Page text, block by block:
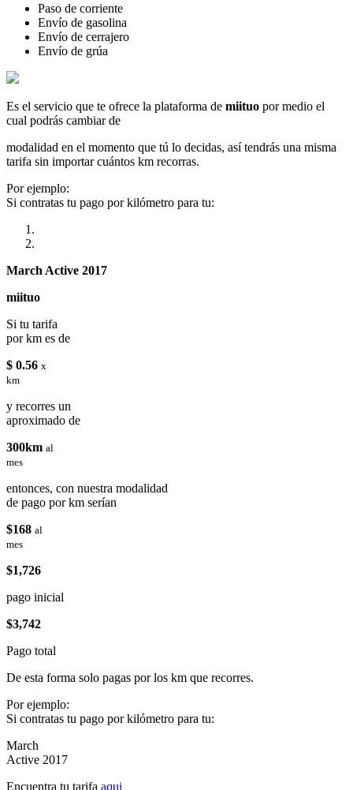
Paso de corriente
Envío de gasolina
Envío de cerrajero
Envío de grúa
Es el servicio que te ofrece la plataforma de miituo por medio el
cual podrás cambiar de
modalidad en el momento que tú lo decidas, así tendrás una misma
tarifa sin importar cuántos km recorras.
Por ejemplo:
Si contratas tu pago por kilómetro para tu:
March Active 2017
miituo
Si tu tarifa
por km es de
$ 0.56 x
km
y recorres un
aproximado de
300km al
mes
entonces, con nuestra modalidad
de pago por km serían
$168 al
mes
$1,726
pago inicial
$3,742
Pago total
De esta forma solo pagas por los km que recorres.
Por ejemplo:
Si contratas tu pago por kilómetro para tu:
March
Active 2017
Encuentra tu tarifa aqui